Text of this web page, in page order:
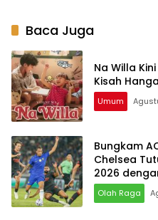
Baca Juga
Na Willa
Kisah
Umum
Bungkam
Chelsea
2026
Olah Raga